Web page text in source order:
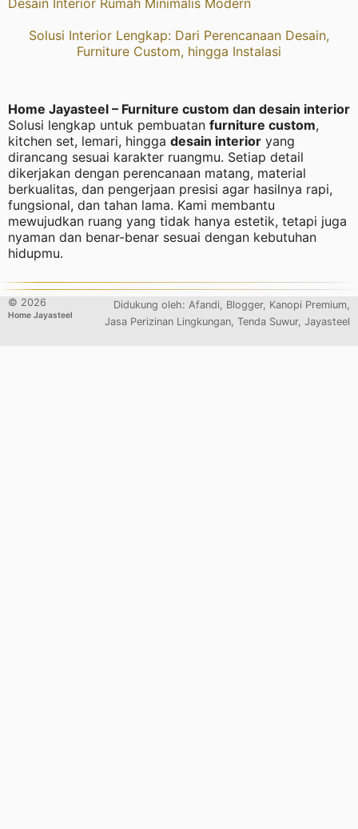
Solusi Interior Lengkap: Dari Perencanaan Desain,
Furniture Custom, hingga Instalasi
Home Jayasteel – Furniture custom dan desain interior
Solusi lengkap untuk pembuatan furniture custom,
kitchen set, lemari, hingga desain interior yang
dirancang sesuai karakter ruangmu. Setiap detail
dikerjakan dengan perencanaan matang, material
berkualitas, dan pengerjaan presisi agar hasilnya rapi,
fungsional, dan tahan lama. Kami membantu
mewujudkan ruang yang tidak hanya estetik, tetapi juga
nyaman dan benar-benar sesuai dengan kebutuhan
hidupmu.
© 2026
Home Jayasteel
Didukung oleh: Afandi Blogger, Kanopi Premium,
Jasa Perizinan Lingkungan, Tenda Suwur, Jayasteel